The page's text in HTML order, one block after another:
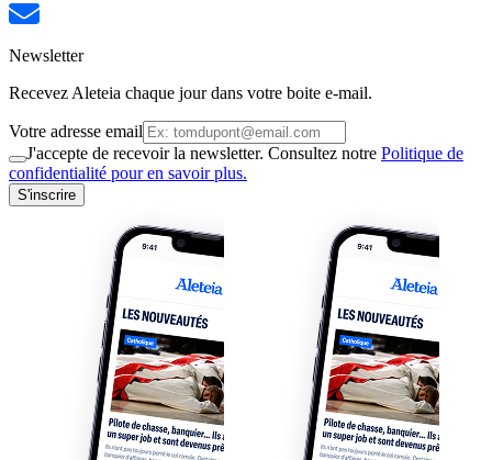
Newsletter
Recevez Aleteia chaque jour dans votre boite e-mail.
Votre adresse email
J'accepte de recevoir la newsletter. Consultez notre Politique de
confidentialité pour en savoir plus.
S'inscrire